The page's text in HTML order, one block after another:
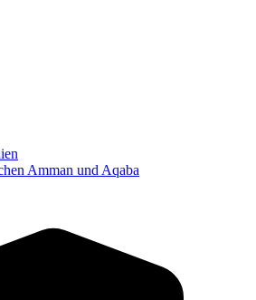
Amman und Aqaba